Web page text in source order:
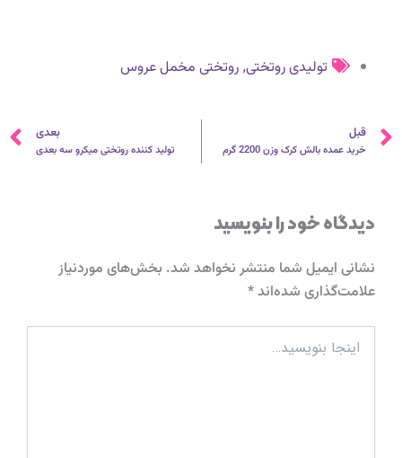
تولیدی روتختی, روتختی مخمل عروس
قبلی
قبل
خرید عمده بالش کرک وزن 2200 گرم
بعدی
تولید کننده روتختی میکرو سه بعدی
دیدگاه‌ خود را بنویسید
نشانی ایمیل شما منتشر نخواهد شد. بخش‌های موردنیاز
علامت‌گذاری شده‌اند*
بنویسید…